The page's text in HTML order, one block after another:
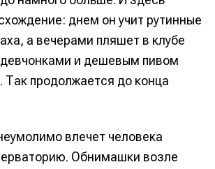
днем он учит рутинные
а вечерами пляшет в клубе
и дешевым пивом
Так продолжается до конца
влечет человека
Обнимашки возле